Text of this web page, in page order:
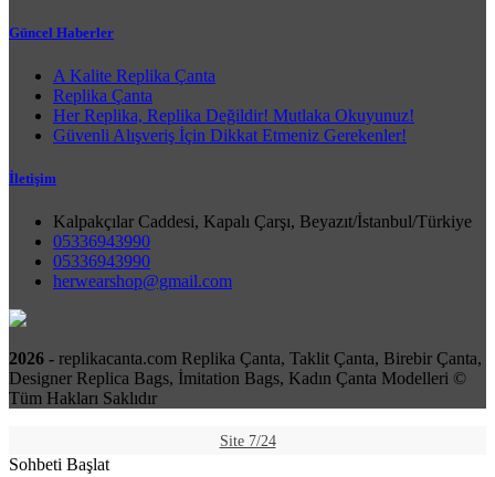
Güncel Haberler
A Kalite Replika Çanta
Replika Çanta
Her Replika, Replika Değildir! Mutlaka Okuyunuz!
Güvenli Alışveriş İçin Dikkat Etmeniz Gerekenler!
İletişim
Kalpakçılar Caddesi, Kapalı Çarşı, Beyazıt/İstanbul/Türkiye
05336943990
05336943990
herwearshop@gmail.com
2026 - replikacanta.com Replika Çanta, Taklit Çanta, Birebir Çanta,
Designer Replica Bags, İmitation Bags, Kadın Çanta Modelleri ©
Tüm Hakları Saklıdır
Site 7/24
Sohbeti Başlat